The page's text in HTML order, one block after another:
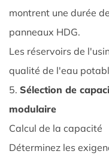
de
stockage
de
lutte
contre
les
incendies
montrent une durée
panneaux HDG.
Les réservoirs de
qualité de l'eau
5. Sélection de
modulaire
Calcul de la capacité
Déterminez les